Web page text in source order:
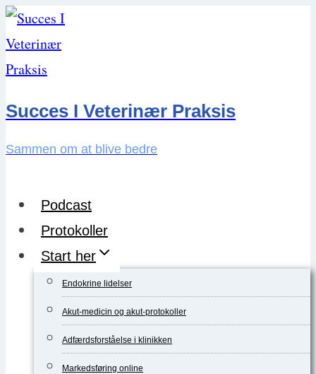
Skip
to
content
Succes I Veterinær Praksis
Sammen om at blive bedre
Podcast
Protokoller
Start her
Endokrine lidelser
Akut-medicin og akut-protokoller
Adfærdsforståelse i klinikken
Markedsføring online